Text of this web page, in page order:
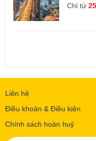
Chỉ từ
Liên hệ
Điều khoản & Điều kiện
Chính sách hoàn huỷ